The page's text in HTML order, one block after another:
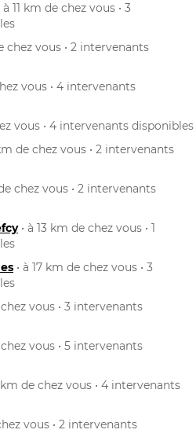
à 11 km de chez vous • 3
chez vous • 2 intervenants
vous • 4 intervenants
vous • 4 intervenants disponibles
de chez vous • 2 intervenants
chez vous • 2 intervenants
• à 13 km de chez vous • 1
• à 17 km de chez vous • 3
chez vous • 3 intervenants
vous • 5 intervenants
km de chez vous • 4 intervenants
vous • 2 intervenants